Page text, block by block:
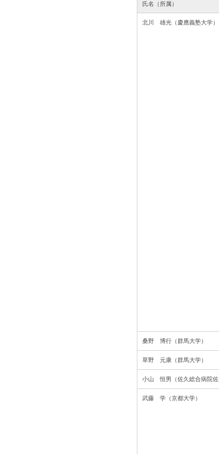
氏名（所属）
北川 雄光（慶應義塾大学）
桑野 博行（群馬大学）
草野 元康（群馬大学）
小山 恒男（佐久総合病院佐
武藤 学（京都大学）